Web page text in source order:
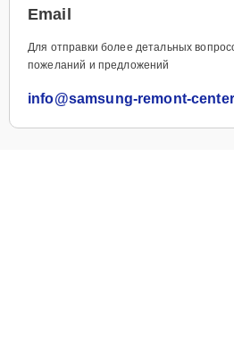
Email
Для отправки более детальных
пожеланий и предложений
info@samsung-remont-